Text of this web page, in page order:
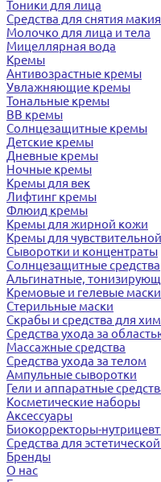
Тоники для лица
Средства для снятия
Молочко для лица и тела
Мицеллярная вода
Кремы
Антивозрастные кремы
Увлажняющие кремы
Тональные кремы
BB кремы
Солнцезащитные кремы
Детские кремы
Дневные кремы
Ночные кремы
Кремы для век
Лифтинг кремы
Флюид кремы
Кремы для жирной кожи
Кремы для
Сыворотки и концентраты
Солнцезащитные средства
Альгинатные,
Кремовые и гелевые маски
Стерильные маски
Скрабы и средства для
Средства ухода за
Массажные средства
Средства ухода за телом
Ампульные сыворотки
Гели и аппаратные
Косметические наборы
Аксессуары
Биокорректоры-
Средства для
Бренды
О нас